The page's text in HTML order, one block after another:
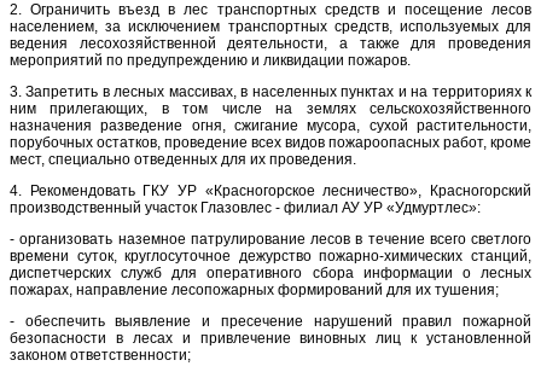
2. Ограничить въезд в лес транспортных средств и посещение лесов
населением, за исключением транспортных средств, используемых для
ведения лесохозяйственной деятельности, а также для проведения
мероприятий по предупреждению и ликвидации пожаров.
3. Запретить в лесных массивах, в населенных пунктах и на территориях к
ним прилегающих, в том числе на землях сельскохозяйственного
назначения разведение огня, сжигание мусора, сухой растительности,
порубочных остатков, проведение всех видов пожароопасных работ, кроме
мест, специально отведенных для их проведения.
4. Рекомендовать ГКУ УР «Красногорское лесничество», Красногорский
производственный участок Глазовлес - филиал АУ УР «Удмуртлес»:
- организовать наземное патрулирование лесов в течение всего светлого
времени суток, круглосуточное дежурство пожарно-химических станций,
диспетчерских служб для оперативного сбора информации о лесных
пожарах, направление лесопожарных формирований для их тушения;
- обеспечить выявление и пресечение нарушений правил пожарной
безопасности в лесах и привлечение виновных лиц к установленной
законом ответственности;